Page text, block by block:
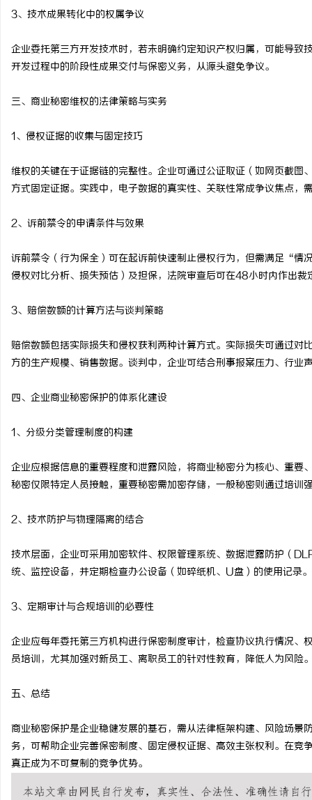
3、技术成果转化中的权属争议
企业委托第三方开发技术时，若未明确约定知识产权归属，可能导
开发过程中的阶段性成果交付与保密义务，从源头避免争议。
三、商业秘密维权的法律策略与实务
1、侵权证据的收集与固定技巧
维权的关键在于证据链的完整性。企业可通过公证取证（如网页截
方式固定证据。实践中，电子数据的真实性、关联性常成争议焦点，
2、诉前禁令的申请条件与效果
诉前禁令（行为保全）可在起诉前快速制止侵权行为，但需满足“
侵权对比分析、损失预估）及担保，法院审查后可在48小时内作出裁
3、赔偿数额的计算方法与谈判策略
赔偿数额包括实际损失和侵权获利两种计算方式。实际损失可通过
方的生产规模、销售数据。谈判中，企业可结合刑事报案压力、行业
四、企业商业秘密保护的体系化建设
1、分级分类管理制度的构建
企业应根据信息的重要程度和泄露风险，将商业秘密分为核心、重
秘密仅限特定人员接触，重要秘密需加密存储，一般秘密则通过培训
2、技术防护与物理隔离的结合
技术层面，企业可采用加密软件、权限管理系统、数据泄露防护（
统、监控设备，并定期检查办公设备（如碎纸机、U盘）的使用记录。
3、定期审计与合规培训的必要性
企业应每年委托第三方机构进行保密制度审计，检查协议执行情况
员培训，尤其加强对新员工、离职员工的针对性教育，降低人为风险
五、总结
商业秘密保护是企业稳健发展的基石，需从法律框架构建、风险场
务，可帮助企业完善保密制度、固定侵权证据、高效主张权利。在
真正成为不可复制的竞争优势。